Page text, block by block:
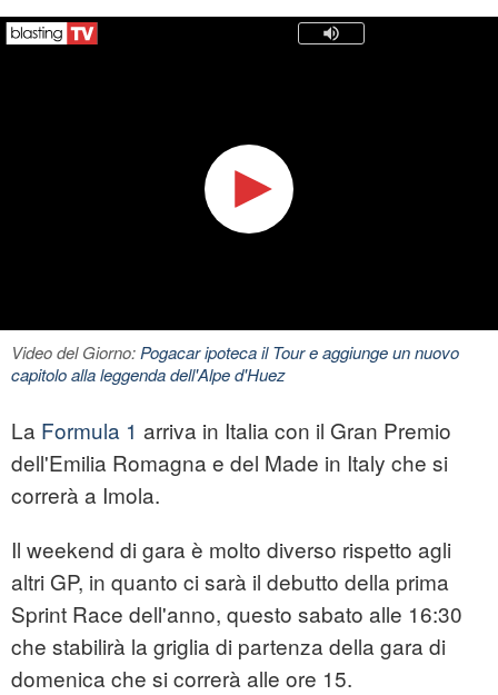
Video del Giorno:Pogacar ipoteca il Tour e aggiunge un nuovo
capitolo alla leggenda dell'Alpe d'Huez
La Formula 1 arriva in Italia con il Gran Premio
dell'Emilia Romagna e del Made in Italy che si
correrà a Imola.
Il weekend di gara è molto diverso rispetto agli
altri GP, in quanto ci sarà il debutto della prima
Sprint Race dell'anno, questo sabato alle 16:30
che stabilirà la griglia di partenza della gara di
domenica che si correrà alle ore 15.